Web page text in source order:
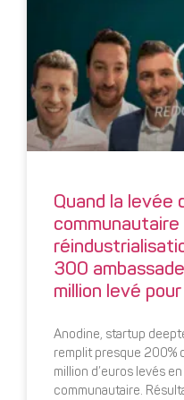
Quand la levée
300
million levé
Anodine, startup
remplit presque 200%
million d’euros levés
communautaire.